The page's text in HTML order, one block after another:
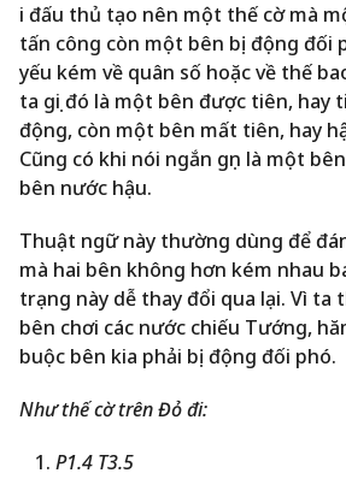
i đấu thủ tạo nên một thế cờ mà
tấn công còn một bên bị động đối
yếu kém về quân số hoặc về thế
ta gọi đó là một bên được tiên, hay
động, còn một bên mất tiên, hay
Cũng có khi nói ngắn gọn là một
bên nước hậu.
Thuật ngữ này thường dùng để
mà hai bên không hơn kém nhau
trạng này dễ thay đổi qua lại. Vì ta
bên chơi các nước chiếu Tướng,
buộc bên kia phải bị động đối phó.
Như thế cờ trên Đỏ đi:
P1.4 T3.5